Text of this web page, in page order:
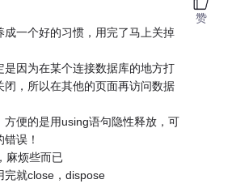
成一个好的习惯，用完了马上关掉
是因为在某个连接数据库的地方打
闭，所以在其他的页面再访问数据
方便的是用using语句隐性释放，可
误！
麻烦些而已
完就close，dispose
赞